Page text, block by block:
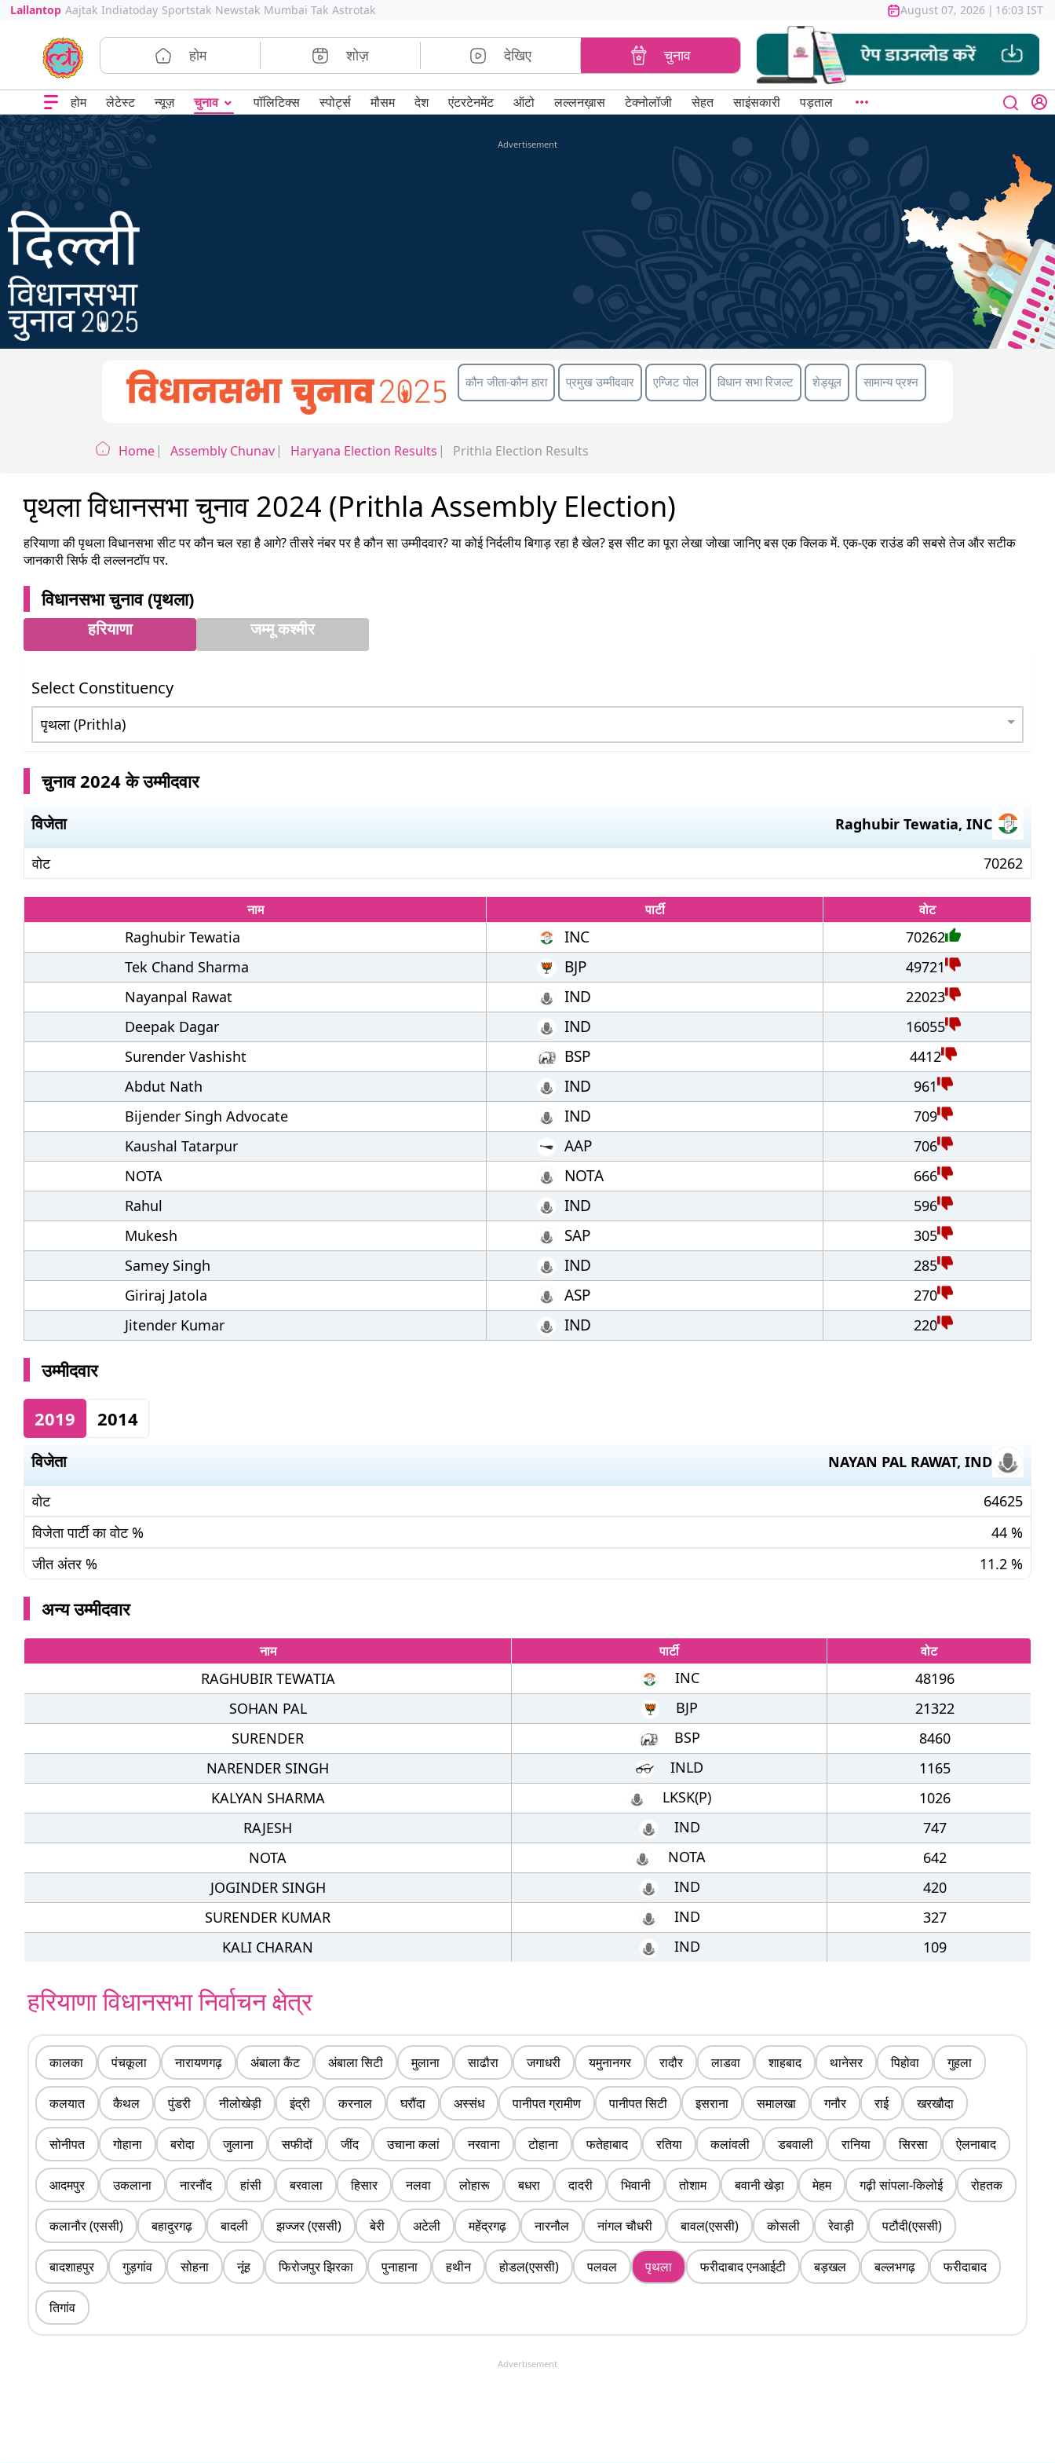
Lallantop Aajtak Indiatoday Sportstak Newstak Mumbai Tak Astrotak August 07, 2026 | 16:03 IST
होम शोज़ देखिए चुनाव
होम लेटेस्ट न्यूज़ चुनाव ⌄ पॉलिटिक्स स्पोर्ट्स मौसम देश एंटरटेनमेंट ऑटो लल्लनख़ास टेक्नोलॉजी सेहत साइंसकारी पड़ताल
Advertisement
कौन जीता-कौन हारा प्रमुख उम्मीदवार एग्जिट पोल विधान सभा रिजल्ट शेड्यूल सामान्य प्रश्न
Home Assembly Chunav Haryana Election Results Prithla Election Results
पृथला विधानसभा चुनाव 2024 (Prithla Assembly Election)
हरियाणाकीपृथलाविधानसभा सीट पर कौन चल रहा है आगे? तीसरे नंबर पर है कौन सा उम्मीदवार? या कोई निर्दलीय बिगाड़ रहा है खेल? इस सीट का पूरा लेखा जोखा जानिए बस एक क्लिक में. एक-एक राउंड की सबसे तेज और सटीक
जानकारी सिर्फ दी लल्लनटॉप पर.
विधानसभा चुनाव (पृथला)
हरियाणा जम्मू कश्मीर
Select Constituency
चुनाव 2024 के उम्मीदवार
विजेता Raghubir Tewatia, INC
वोट 70262
नाम पार्टी वोट
Raghubir Tewatia INC
70262
Tek Chand Sharma
BJP
49721
Nayanpal Rawat
IND
22023
Deepak Dagar
IND
16055
Surender Vashisht
BSP
4412
Abdut Nath
IND
961
Bijender Singh Advocate
IND
709
Kaushal Tatarpur
AAP
706
NOTA
NOTA
666
Rahul
IND
596
Mukesh
SAP
305
Samey Singh
IND
285
Giriraj Jatola
ASP
270
Jitender Kumar
IND 220
उम्मीदवार
2019 2014
विजेता NAYAN PAL RAWAT, IND
वोट
64625
विजेता पार्टी का वोट %
44 %
जीत अंतर %
11.2 %
अन्य उम्मीदवार
नाम पार्टी वोट
RAGHUBIR TEWATIA INC
48196
SOHAN PAL
BJP
21322
SURENDER
BSP
8460
NARENDER SINGH
INLD
1165
KALYAN SHARMA
LKSK(P)
1026
RAJESH
IND
747
NOTA
NOTA
642
JOGINDER SINGH
IND
420
SURENDER KUMAR
IND
327
KALI CHARAN
IND 109
हरियाणा विधानसभा निर्वाचन क्षेत्र
कालका पंचकूला नारायणगढ़ अंबाला कैंट अंबाला सिटी मुलाना साढौरा जगाधरी यमुनानगर रादौर लाडवा शाहबाद थानेसर पिहोवा गुहला
कलयात कैथल पुंडरी नीलोखेड़ी इंद्री करनाल घरौंदा अस्संध पानीपत ग्रामीण पानीपत सिटी इसराना समालखा गनौर राई खरखौदा
सोनीपत गोहाना बरोदा जुलाना सफीदों जींद उचाना कलां नरवाना टोहाना फतेहाबाद रतिया कलांवली डबवाली रानिया सिरसा ऐलनाबाद
आदमपुर उकलाना नारनौंद हांसी बरवाला हिसार नलवा लोहारू बधरा दादरी भिवानी तोशाम बवानी खेड़ा मेहम गढ़ी सांपला-किलोई रोहतक
कलानौर (एससी) बहादुरगढ़ बादली झज्जर (एससी) बेरी अटेली महेंद्रगढ़ नारनौल नांगल चौधरी बावल(एससी) कोसली रेवाड़ी पटौदी(एससी)
बादशाहपुर गुड़गांव सोहना नूंह फिरोजपुर झिरका पुनाहाना हथीन होडल(एससी) पलवल पृथला फरीदाबाद एनआईटी बड़खल बल्लभगढ़ फरीदाबाद
तिगांव
Advertisement